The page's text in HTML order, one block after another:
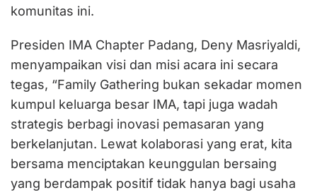
komunitas ini.
Presiden IMA Chapter Padang, Deny Masriyaldi,
menyampaikan visi dan misi acara ini secara
tegas, “Family Gathering bukan sekadar momen
kumpul keluarga besar IMA, tapi juga wadah
strategis berbagi inovasi pemasaran yang
berkelanjutan. Lewat kolaborasi yang erat, kita
bersama menciptakan keunggulan bersaing
yang berdampak positif tidak hanya bagi usaha